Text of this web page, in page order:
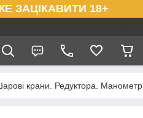
ЗАЦІКАВИТИ 18+
крани. Редуктора.